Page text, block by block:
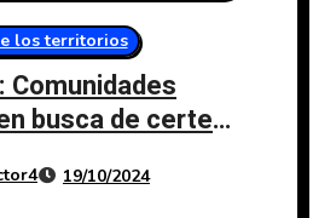
los territorios
Comunidades
busca de certeza
sus tierras
19/10/2024